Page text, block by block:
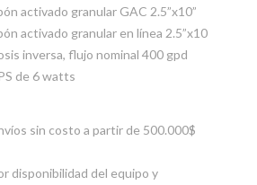
activado granular GAC 2.5”x10”
activado granular en línea 2.5”x10
inversa, flujo nominal 400 gpd
de 6 watts
sin costo a partir de 500.000$
disponibilidad del equipo y